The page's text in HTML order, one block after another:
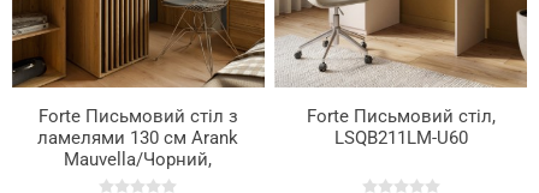
Forte Письмовий стіл з
ламелями 130 см Arank
Mauvella/Чорний,
AXKB221L-M635
Forte Письмовий стіл,
LSQB211LM-U60